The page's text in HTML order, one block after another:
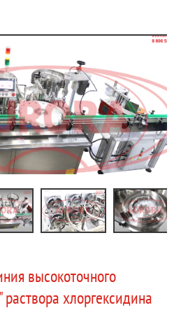
высокоточного
хлоргексидина